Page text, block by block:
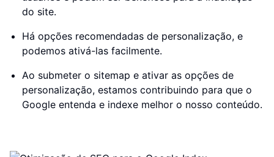
do site.
Há opções recomendadas de personalização, e
podemos ativá-las facilmente.
Ao submeter o sitemap e ativar as opções de
personalização, estamos contribuindo para que o
Google entenda e indexe melhor o nosso conteúdo.